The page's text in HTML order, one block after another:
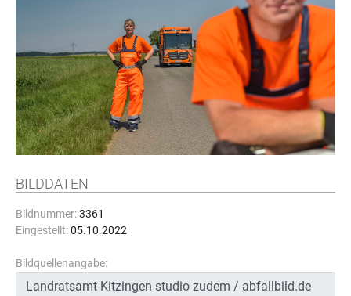
BILDDATEN
Bildnummer:3361
Eingestellt:05.10.2022
Bildquellenangabe: